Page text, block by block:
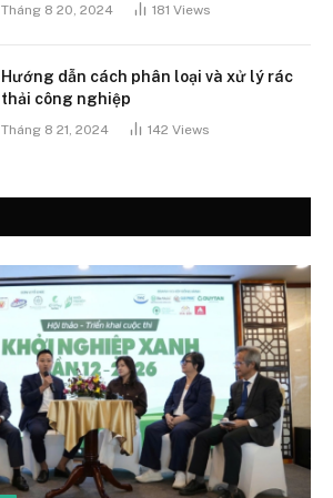
Tháng 8 20, 2024 181 Views
Hướng dẫn cách phân loại và xử lý rác
thải công nghiệp
Tháng 8 21, 2024 142 Views